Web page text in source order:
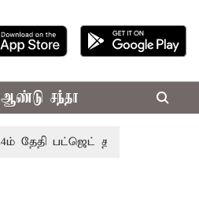
ஆண்டு சந்தா
பட்ஜெட் தாக்கல் செய்கிறார்